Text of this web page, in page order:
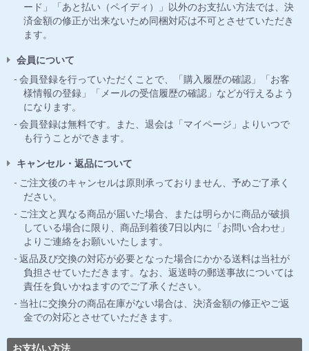
ード」「あと払い（ペイディ）」以外のお支払い方法では、決
済金額の修正が出来ないため同梱対応は不可とさせていただき
ます。
会員について
会員登録を行っていただくことで、「購入履歴の確認」「お客
様情報の登録」「メールの受信履歴の確認」などが行えるよう
になります。
会員登録は無料です。また、退会は「マイページ」よりいつで
も行うことができます。
キャンセル・返品について
ご注文後のキャンセルは原則承っておりません、予めご了承く
ださい。
ご注文と異なる商品が届いた場合、または明らかに商品が破損
している場合に限り、商品到着後7日以内に「お問い合わせ」
よりご連絡をお願いいたします。
返品及び交換の対応が必要となった場合にかかる送料は当社が
負担させていただきます。なお、返送時の郵送事故については
責任を負いかねますのでご了承ください。
当社に交換分の商品在庫がない場合は、決済金額の修正やご返
金での対応とさせていただきます。
お支払い方法